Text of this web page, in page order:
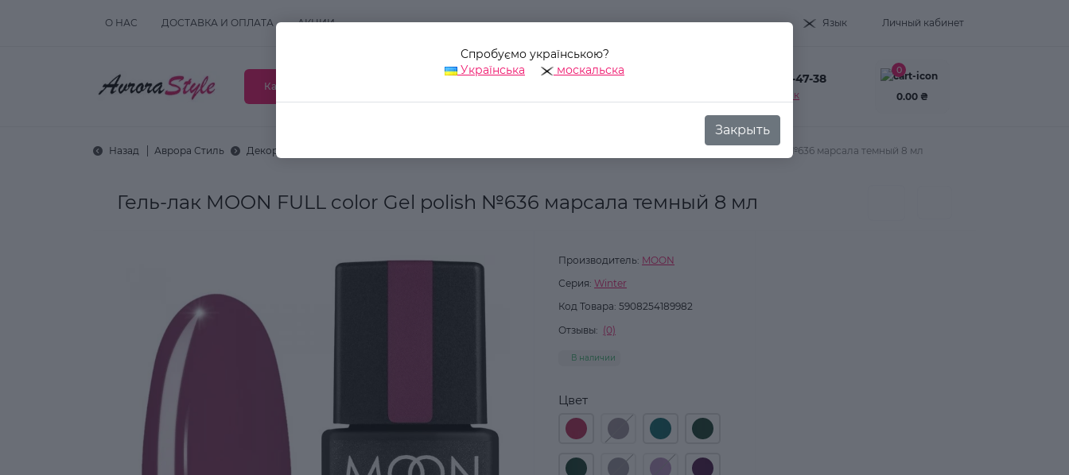
О НАС ДОСТАВКА И ОПЛАТА АКЦИИ Язык Личный кабинет
Каталог товаров
+38(093) 995-47-38
Заказать звонок
0
0.00 ₴
Назад Аврора Стиль Декоративная косметика Гель-лак MOON FULL color Gel polish №636 марсала темный 8 мл
Спробуємо українською?
Українська
москальска
Закрыть
Гель-лак MOON FULL color Gel polish №636 марсала темный 8 мл
Производитель: MOON
Серия: Winter
Код Товара: 5908254189982
Отзывы: (0)
В наличии
Цвет